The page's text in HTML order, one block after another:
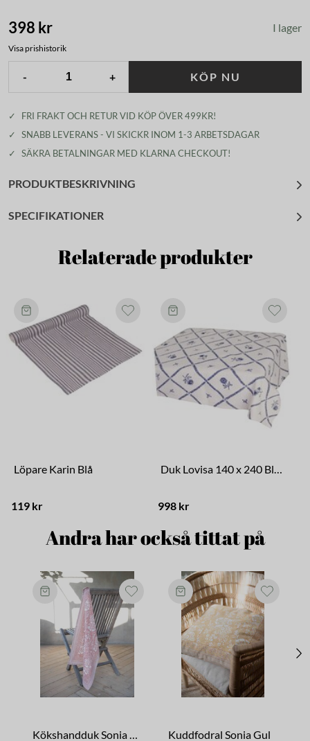
398 kr I lager
Visa prishistorik
- + KÖP NU
✓
FRI FRAKT OCH RETUR VID KÖP ÖVER 499KR!
✓
SNABB LEVERANS - VI SKICKR INOM 1-3 ARBETSDAGAR
✓
SÄKRA BETALNINGAR MED KLARNA CHECKOUT!
PRODUKTBESKRIVNING
SPECIFIKATIONER
Relaterade produkter
Löpare Karin Blå
119 kr
Duk Lovisa 140 x 240 Blå/Vit
998 kr
Andra har också tittat på
Kökshandduk Sonia Rosa Kuddfodral Sonia Gul